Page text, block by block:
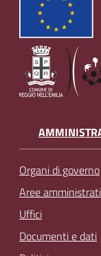
Organi di governo
Aree
Uffici
Documenti e dati